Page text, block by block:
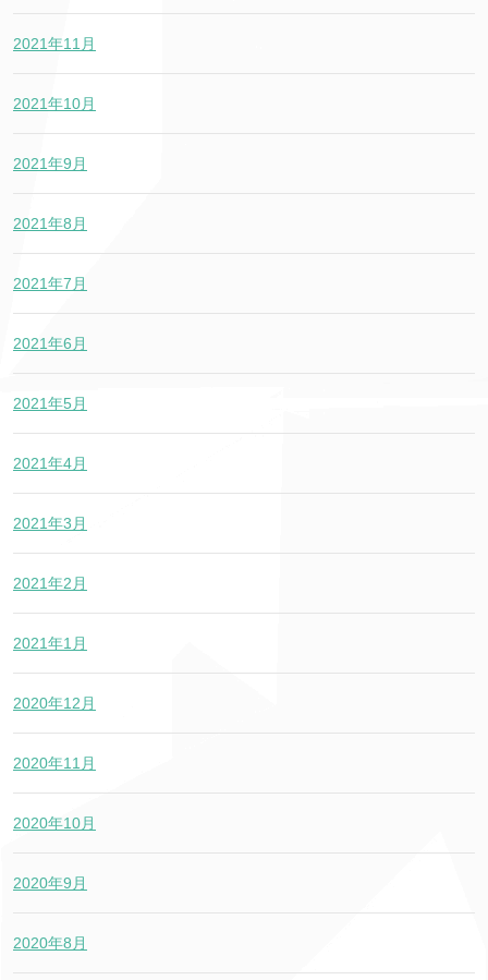
2021年11月
2021年10月
2021年9月
2021年8月
2021年7月
2021年6月
2021年5月
2021年4月
2021年3月
2021年2月
2021年1月
2020年12月
2020年11月
2020年10月
2020年9月
2020年8月